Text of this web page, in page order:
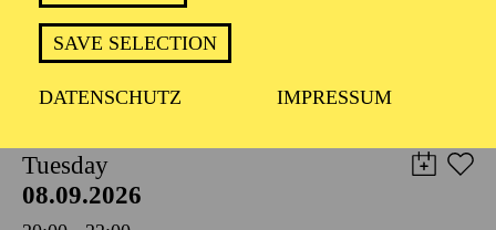
SAVE SELECTION
DATENSCHUTZ IMPRESSUM
TICKETS
8,00€
Tuesday
08.09.2026